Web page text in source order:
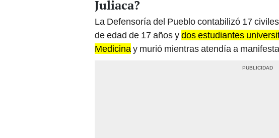
La Defensoría del Pueblo contabilizó 17
de edad de 17 años ydos estudiantes
Medicinay murió mientras atendía a